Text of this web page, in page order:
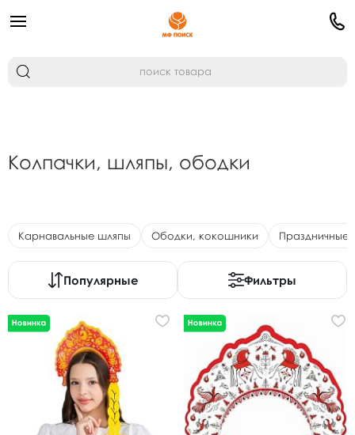
Колпачки, шляпы, ободки
Карнавальные шляпы Ободки, кокошники Праздничные
Популярные Фильтры